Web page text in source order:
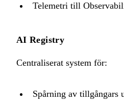
Telemetri till
AI Registry
Centraliserat system för:
Spårning av tillgångars